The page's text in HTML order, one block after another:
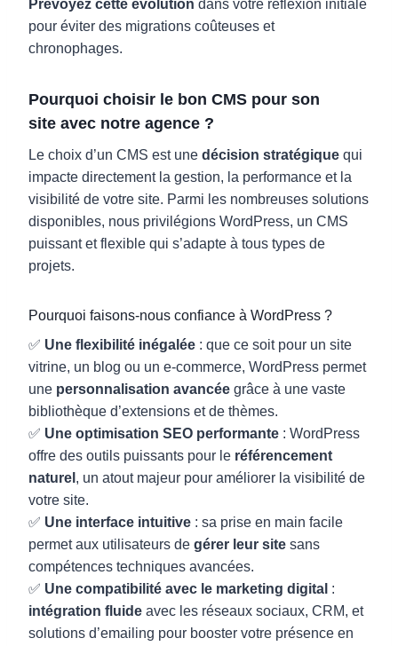
Prévoyez cette évolution dans votre réflexion initiale
pour éviter des migrations coûteuses et
chronophages.
Pourquoi choisir le bon CMS pour son
site avec notre agence ?
Le choix d’un CMS est une décision stratégique qui
impacte directement la gestion, la performance et la
visibilité de votre site. Parmi les nombreuses solutions
disponibles, nous privilégions WordPress, un CMS
puissant et flexible qui s’adapte à tous types de
projets.
Pourquoi faisons-nous confiance à WordPress ?
✅ Une flexibilité inégalée : que ce soit pour un site
vitrine, un blog ou un e-commerce, WordPress permet
une personnalisation avancée grâce à une vaste
bibliothèque d’extensions et de thèmes.
✅ Une optimisation SEO performante : WordPress
offre des outils puissants pour le référencement
naturel , un atout majeur pour améliorer la visibilité de
votre site.
✅ Une interface intuitive : sa prise en main facile
permet aux utilisateurs de gérer leur site sans
compétences techniques avancées.
✅ Une compatibilité avec le marketing digital :
intégration fluide avec les réseaux sociaux, CRM, et
solutions d’emailing pour booster votre présence en